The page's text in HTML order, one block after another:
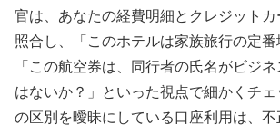
官は、あなたの経費明細とクレジット
照合し、「このホテルは家族旅行の定番
「この航空券は、同行者の氏名がビジ
はないか？」といった視点で細かくチ
の区別を曖昧にしている口座利用は、